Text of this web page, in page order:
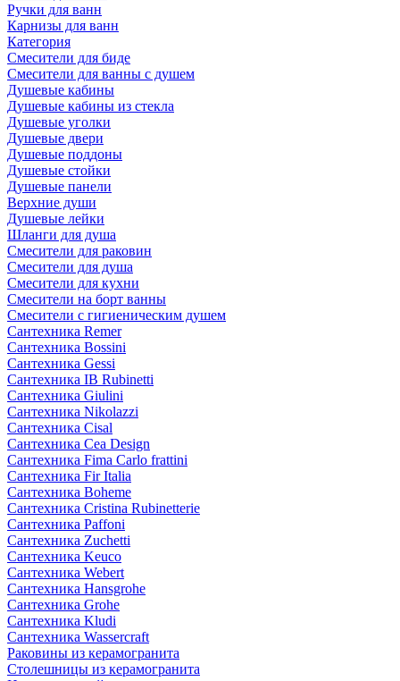
Ручки для ванн
Карнизы для ванн
Категория
Смесители для биде
Смесители для ванны с душем
Душевые кабины
Душевые кабины из стекла
Душевые уголки
Душевые двери
Душевые поддоны
Душевые стойки
Душевые панели
Верхние души
Душевые лейки
Шланги для душа
Смесители для раковин
Смесители для душа
Смесители для кухни
Смесители на борт ванны
Смесители с гигиеническим душем
Сантехника Remer
Сантехника Bossini
Сантехника Gessi
Сантехника IB Rubinetti
Сантехника Giulini
Сантехника Nikolazzi
Сантехника Cisal
Сантехника Cea Design
Сантехника Fima Carlo frattini
Сантехника Fir Italia
Сантехника Boheme
Сантехника Cristina Rubinetterie
Сантехника Paffoni
Сантехника Zuchetti
Сантехника Keuco
Сантехника Webert
Сантехника Hansgrohe
Сантехника Grohe
Сантехника Kludi
Сантехника Wassercraft
Раковины из керамогранита
Столешницы из керамогранита